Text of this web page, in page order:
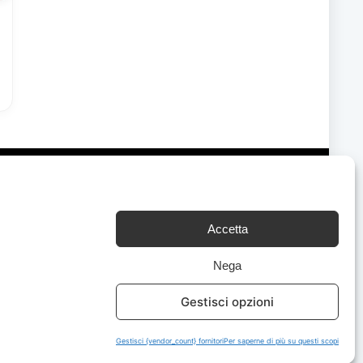
Gestisci {vendor_count} fornitoriPer saperne di più su questi scopi
Accetta
Nega
Gestisci opzioni